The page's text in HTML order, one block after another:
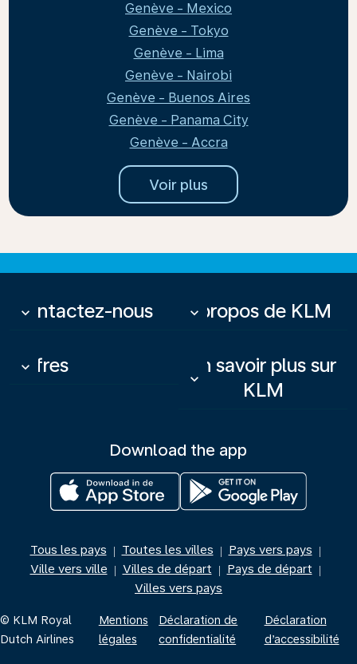
Genève - Mexico
Genève - Tokyo
Genève - Lima
Genève - Nairobi
Genève - Buenos Aires
Genève - Panama City
Genève - Accra
Voir plus
Contactez-nous
keyboard_arrow_down À propos de KLM
keyboard_arrow_down
Offres
keyboard_arrow_down
En savoir plus sur
KLM
keyboard_arrow_down
Download the app
Tous les pays | Toutes les villes | Pays vers pays |
Ville vers ville | Villes de départ | Pays de départ |
Villes vers pays
© KLM Royal
Dutch Airlines
Mentions
légales
Déclaration de
confidentialité
Déclaration
d’accessibilité